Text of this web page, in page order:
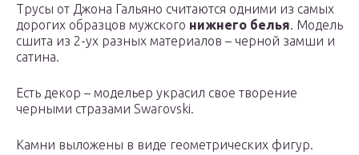
Трусы от Джона Гальяно считаются одними из самых
дорогих образцов мужского нижнего белья. Модель
сшита из 2-ух разных материалов – черной замши и
сатина.
Есть декор – модельер украсил свое творение
черными стразами Swarovski.
Камни выложены в виде геометрических фигур.